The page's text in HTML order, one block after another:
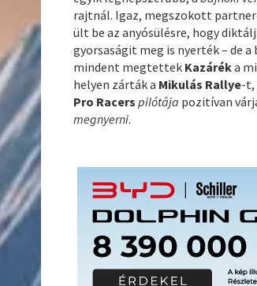
rajtnál. Igaz, megszokott
ült be az anyósülésre, hogy
gyorsaságit meg is nyerték – de
mindent megtettek Kazáréka
helyen zárták a Mikulás Rallye-t,
Pro Racers pilótája pozitívan
megnyerni.